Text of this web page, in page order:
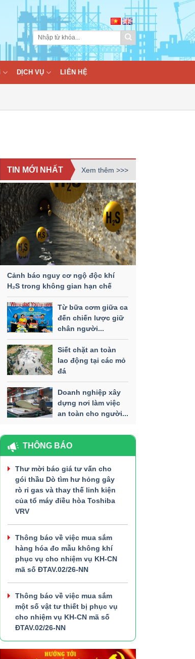
DỊCH VỤ LIÊN HỆ
TIN MỚI NHẤT Xem thêm >>>
Cảnh báo nguy cơ ngộ độc khí
H₂S trong không gian hạn chế
Từ bữa cơm giữa ca
đến chiến lược giữ
chân người...
Siết chặt an toàn
lao động tại các mỏ
đá
Doanh nghiệp xây
dựng nơi làm việc
an toàn cho người...
THÔNG BÁO
Thư mời báo giá tư vấn cho
gói thầu Dò tìm hư hỏng gây
rò rỉ gas và thay thế linh kiện
của tổ máy điều hòa Toshiba
VRV
Thông báo về việc mua sắm
hàng hóa đo mẫu không khí
phục vụ cho nhiệm vụ KH-CN
mã số ĐTAV.02/26-NN
Thông báo về việc mua sắm
một số vật tư thiết bị phục vụ
cho nhiệm vụ KH-CN mã số
ĐTAV.02/26-NN